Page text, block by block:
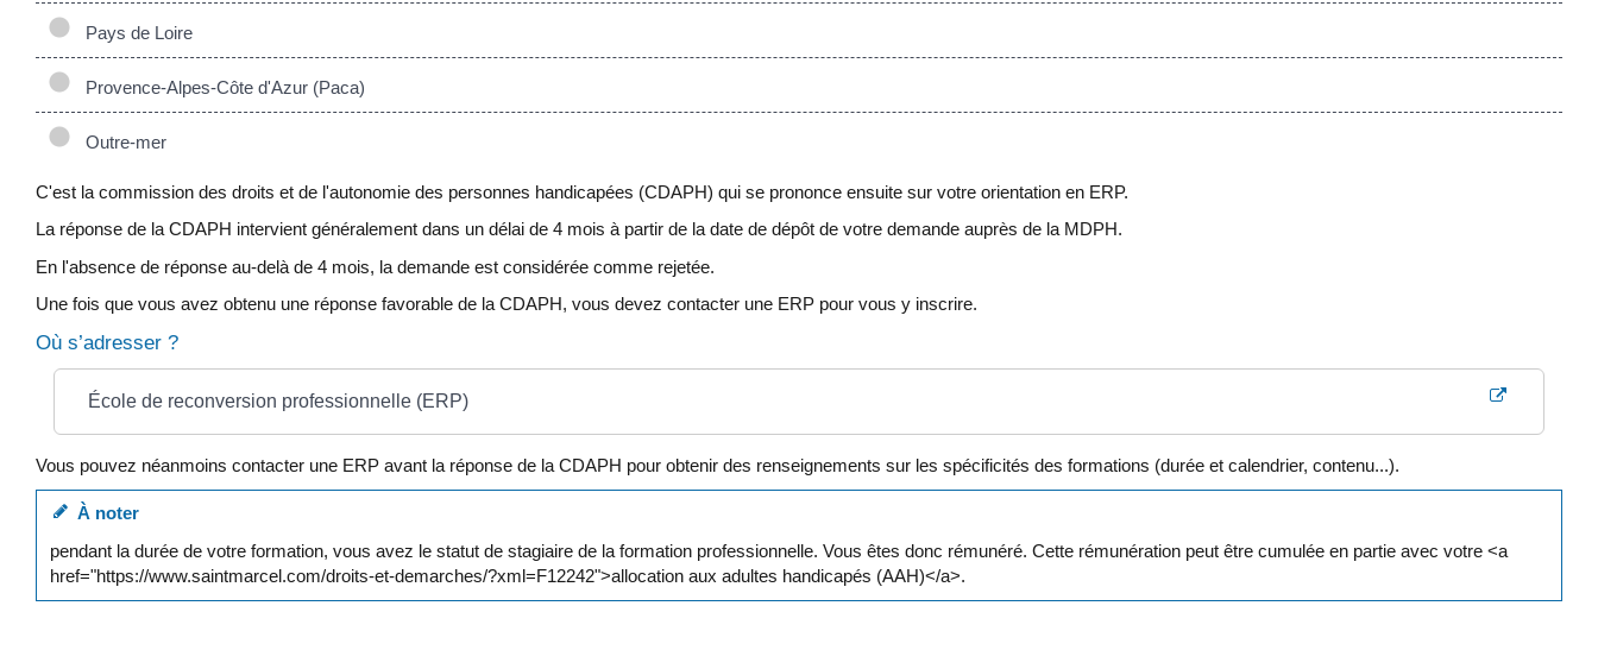
Pays de Loire
Provence-Alpes-Côte d'Azur (Paca)
Outre-mer
C'est la commission des droits et de l'autonomie des personnes handicapées (CDAPH) qui se prononce ensuite sur votre orientation en ERP.
La réponse de la CDAPH intervient généralement dans un délai de 4 mois à partir de la date de dépôt de votre demande auprès de la MDPH.
En l'absence de réponse au-delà de 4 mois, la demande est considérée comme rejetée.
Une fois que vous avez obtenu une réponse favorable de la CDAPH, vous devez contacter une ERP pour vous y inscrire.
Où s’adresser ?
École de reconversion professionnelle (ERP)
Vous pouvez néanmoins contacter une ERP avant la réponse de la CDAPH pour obtenir des renseignements sur les spécificités des formations (durée et calendrier, contenu...).
À noter
pendant la durée de votre formation, vous avez le statut de stagiaire de la formation professionnelle. Vous êtes donc rémunéré. Cette rémunération peut être cumulée en partie avec votre <a
href="https://www.saintmarcel.com/droits-et-demarches/?xml=F12242">allocation aux adultes handicapés (AAH)</a>.